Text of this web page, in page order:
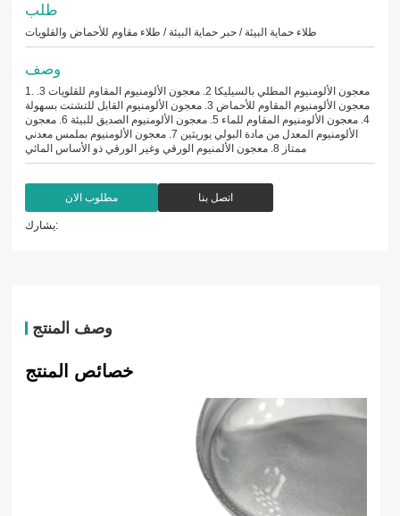
طلب
طلاء حماية البيئة / حبر حماية البيئة / طلاء مقاوم للأحماض والقلويات
وصف
1. معجون الألومنيوم المطلي بالسيليكا 2. معجون الألومنيوم المقاوم للقلويات 3.
معجون الألومنيوم المقاوم للأحماض 3. معجون الألومنيوم القابل للتشتت بسهولة
4. معجون الألومنيوم المقاوم للماء 5. معجون الألومنيوم الصديق للبيئة 6. معجون
الألومنيوم المعدل من مادة البولي يوريثين 7. معجون الألومنيوم بملمس معدني
ممتاز 8. معجون الألمنيوم الورقي وغير الورقي ذو الأساس المائي
مطلوب الان اتصل بنا
يشارك:
وصف المنتج
خصائص المنتج